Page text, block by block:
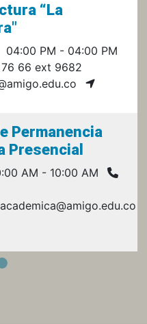
“La
04:00 PM - 04:00 PM
66 ext 9682
Permanencia
Presencial
AM - 10:00 AM